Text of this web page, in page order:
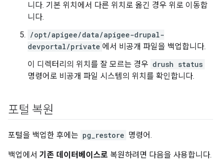
니다. 기본 위치에서 다른 위치로 옮긴 경우 위로 이동합
니다.
/opt/apigee/data/apigee-drupal-
devportal/private 에서 비공개 파일을 백업합니다.
이 디렉터리의 위치를 잘 모르는 경우 drush status
명령어로 비공개 파일 시스템의 위치를 확인합니다.
포털 복원
포털을 백업한 후에는 pg_restore 명령어.
백업에서 기존 데이터베이스로 복원하려면 다음을 사용합니다.